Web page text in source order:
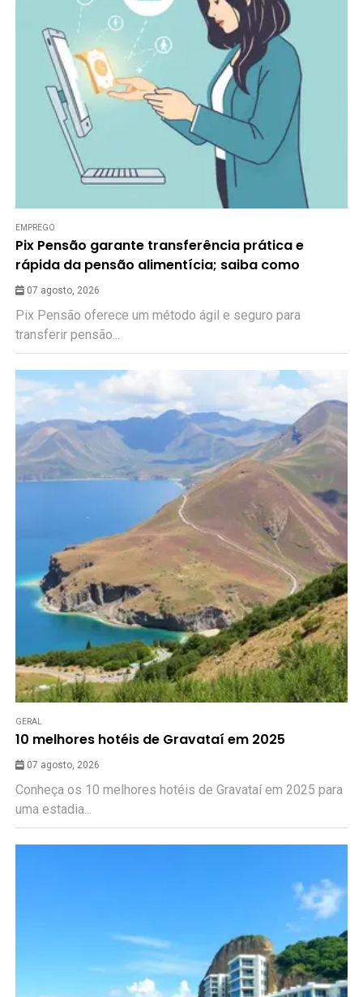
EMPREGO
Pix Pensão garante transferência prática e
rápida da pensão alimentícia; saiba como
07 agosto, 2026
Pix Pensão oferece um método ágil e seguro para
transferir pensão...
GERAL
10 melhores hotéis de Gravataí em 2025
07 agosto, 2026
Conheça os 10 melhores hotéis de Gravataí em 2025 para
uma estadia...